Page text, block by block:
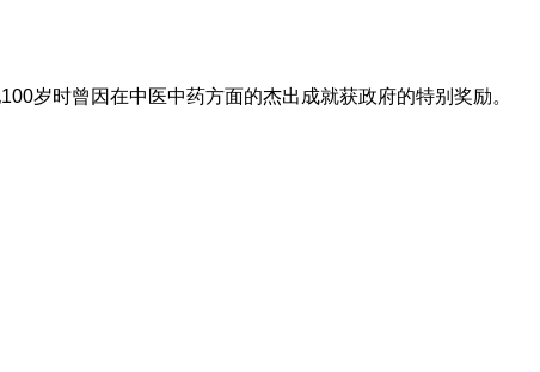
岁时曾因在中医中药方面的杰出成就获政府的特别奖励。